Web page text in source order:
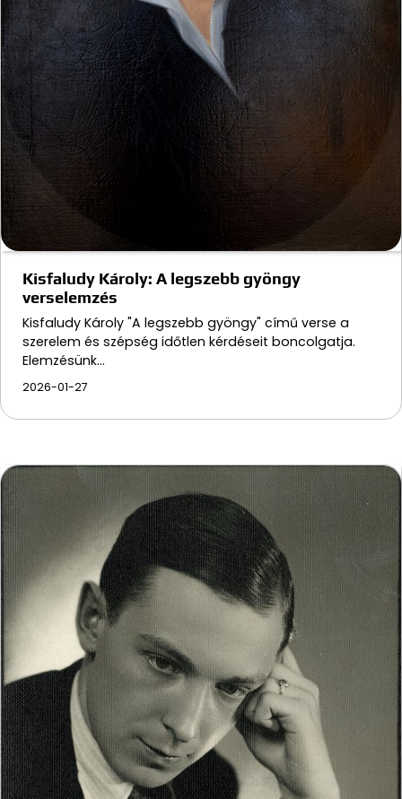
Kisfaludy Károly: A legszebb gyöngy
verselemzés
Kisfaludy Károly "A legszebb gyöngy" című verse a
szerelem és szépség időtlen kérdéseit boncolgatja.
Elemzésünk…
2026-01-27